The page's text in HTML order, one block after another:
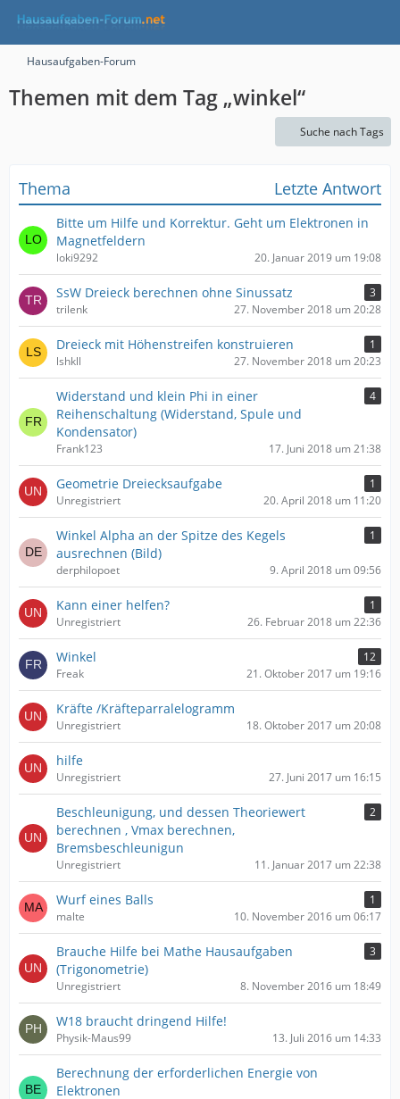
Hausaufgaben-Forum
Themen mit dem Tag „winkel“
Suche nach Tags
Thema Letzte Antwort
Bitte um Hilfe und Korrektur. Geht um Elektronen in
Magnetfeldern
loki9292 20. Januar 2019 um 19:08
SsW Dreieck berechnen ohne Sinussatz
3
trilenk
27. November 2018 um 20:28
Dreieck mit Höhenstreifen konstruieren
1
lshkll
27. November 2018 um 20:23
Widerstand und klein Phi in einer
Reihenschaltung (Widerstand, Spule und
Kondensator)
4
Frank123 17. Juni 2018 um 21:38
Geometrie Dreiecksaufgabe
1
Unregistriert
20. April 2018 um 11:20
Winkel Alpha an der Spitze des Kegels
ausrechnen (Bild)
1
derphilopoet 9. April 2018 um 09:56
Kann einer helfen?
1
Unregistriert
26. Februar 2018 um 22:36
Winkel
12
Freak
21. Oktober 2017 um 19:16
Kräfte /Kräfteparralelogramm
Unregistriert 18. Oktober 2017 um 20:08
hilfe
Unregistriert 27. Juni 2017 um 16:15
Beschleunigung, und dessen Theoriewert
berechnen , Vmax berechnen,
Bremsbeschleunigun
2
Unregistriert 11. Januar 2017 um 22:38
Wurf eines Balls
1
malte
10. November 2016 um 06:17
Brauche Hilfe bei Mathe Hausaufgaben
(Trigonometrie)
3
Unregistriert 8. November 2016 um 18:49
W18 braucht dringend Hilfe!
Physik-Maus99 13. Juli 2016 um 14:33
Berechnung der erforderlichen Energie von
Elektronen